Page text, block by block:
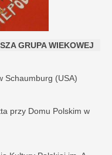
GRUPA WIEKOWEJ
Schaumburg (USA)
przy Domu Polskim w